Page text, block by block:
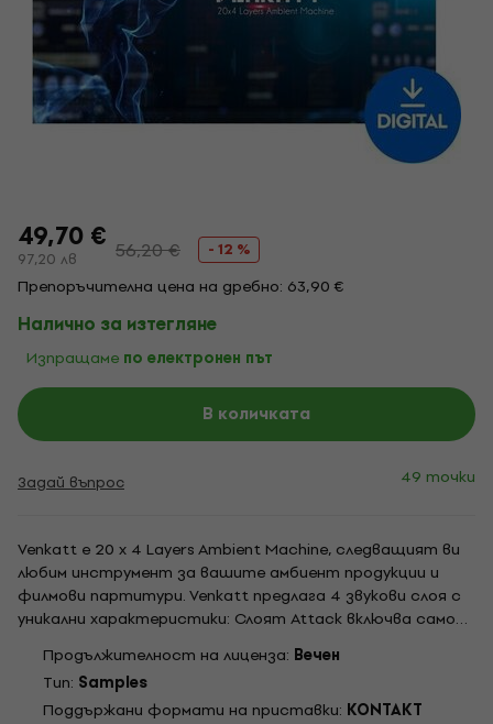
49,70 €
97,20 лв 56,20 € - 12 %
Препоръчителна цена на дребно: 63,90 €
Налично за изтегляне
Изпращаме по електронен път
В количката
Задай въпрос 49 точки
Venkatt е 20 x 4 Layers Ambient Machine, следващият ви
любим инструмент за вашите амбиент продукции и
филмови партитури. Venkatt предлага 4 звукови слоя с
уникални характеристики: Слоят Attack включва само
преходни звуци. Sustain Layer включва само звуци без
атака. Когато комбинирате тези две, вие всъщност
комбинирате два различни персонажа на...
Продължителност на лиценза: Вечен
Tип: Samples
Поддържани формати на приставки: KONTAKT